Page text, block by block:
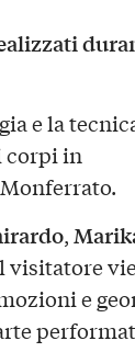
e la
corpi in
,
visitatore
e